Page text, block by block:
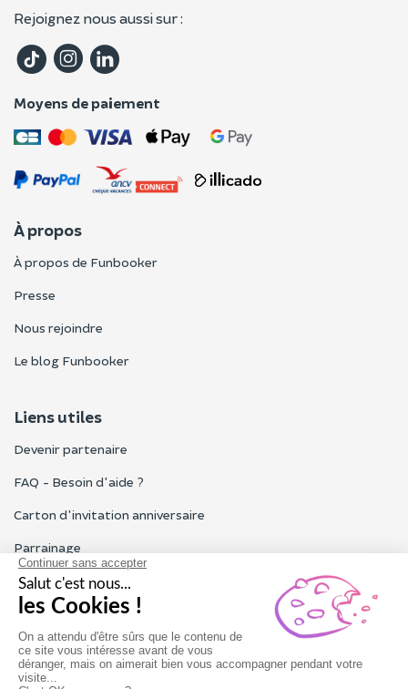
Rejoignez nous aussi sur :
Moyens de paiement
À propos
À propos de Funbooker
Presse
Nous rejoindre
Le blog Funbooker
Liens utiles
Devenir partenaire
FAQ - Besoin d'aide ?
Carton d'invitation anniversaire
Parrainage
Tous les avis Funbooker
Particuliers, entreprises, professionnels
Notre service client est ouvert du lundi au vendredi de 9h à 18h